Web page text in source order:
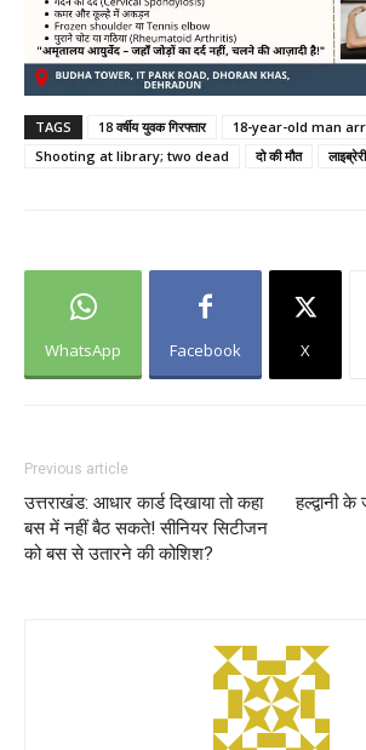
TAGS 18 वर्षीय युवक गिरफ्तार
18-year-old man
Shooting at library; two dead
दो की मौत
WhatsApp Facebook X
Previous article
उत्तराखंड: आधार कार्ड दिखाया तो कहा
बस में नहीं बैठ सकते! सीनियर सिटीजन
को बस से उतारने की कोशिश?
हल्द्वानी